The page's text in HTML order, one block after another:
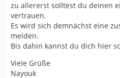
zu allererst solltest du deinen
vertrauen.
Es wird sich demnächst eine
melden.
Bis dahin kannst du dich hier
Viele Grüße
Nayouk